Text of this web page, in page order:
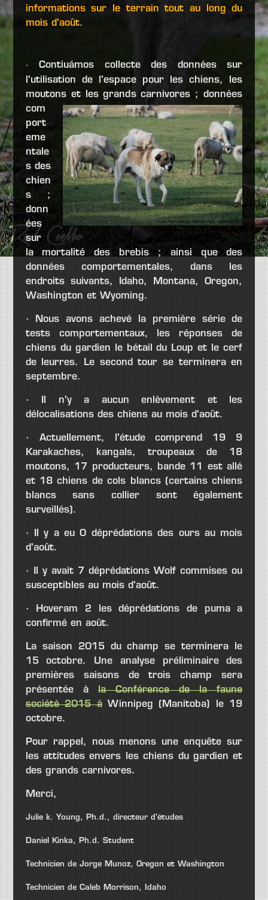
informations sur le terrain tout au long du
mois d'août.
·
Contiuámos collecte des données sur
l'utilisation de l'espace pour les chiens, les
moutons et les grands carnivores ;
données
com
port
eme
ntale
s des
chien
s ;
donn
ées
sur
la mortalité des brebis ;
ainsi que des
données comportementales, dans les
endroits suivants, Idaho, Montana, Oregon,
Washington et Wyoming.
· Nous avons achevé la première série de
tests comportementaux, les réponses de
chiens du gardien le bétail du Loup et le cerf
de leurres.Le second tour se terminera en
septembre.
· Il n'y a aucun enlèvement et les
délocalisations des chiens au mois d'août.
· Actuellement, l'étude comprend 19 9
Karakaches, kangals, troupeaux de 18
moutons, 17 producteurs, bande 11 est allé
et 18 chiens de cols blancs (certains chiens
blancs sans collier sont également
surveillés).
· Il y a eu 0 déprédations des ours au mois
d'août.
· Il y avait 7 déprédations Wolf commises ou
susceptibles au mois d'août.
· Hoveram 2 les déprédations de puma a
confirmé en août.
La saison 2015 du champ se terminera le
15 octobre.Une analyse préliminaire des
premières saisons de trois champ sera
présentée àla Conférence de la faune
société 2015 àWinnipeg (Manitoba) le 19
octobre.
Pour rappel, nous menons une enquête sur
les attitudes envers les chiens du gardien et
des grands carnivores.
Merci,
Julie k. Young, Ph.d., directeur d'études
Daniel Kinka, Ph.d. Student
Technicien de Jorge Munoz, Oregon et Washington
Technicien de Caleb Morrison, Idaho